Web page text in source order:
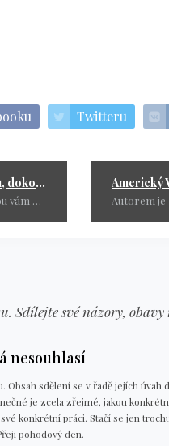
Twitteru
Vidím všude žlutomodrou, dokonce i na biatlonu u nás doma
Potlačujete vlastenectví a jsou vám milejší vlezprdelky, vlastizrádci, konfidenti a sebranka všeho druhu.
Sdílejte své názory,
nesouhlasí
Obsah sdělení se v řadě jejích úvah
je zcela zřejmé, jakou
své konkrétní práci. Stačí se jen
pohodový den.